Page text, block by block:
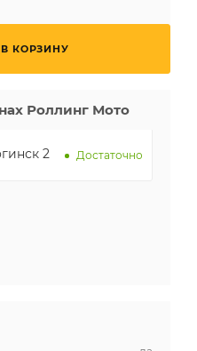
КОРЗИНУ
Роллинг Мото
2 Достаточно